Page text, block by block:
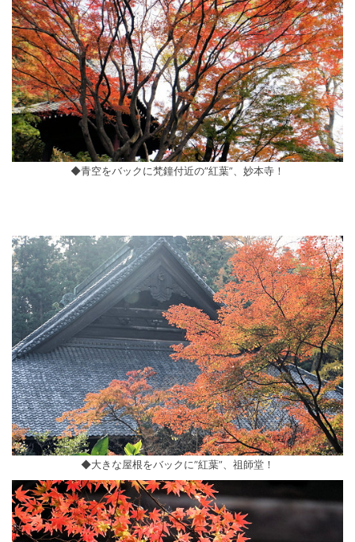
◆青空をバックに梵鐘付近の”紅葉”、妙本寺！
◆大きな屋根をバックに”紅葉”、祖師堂！